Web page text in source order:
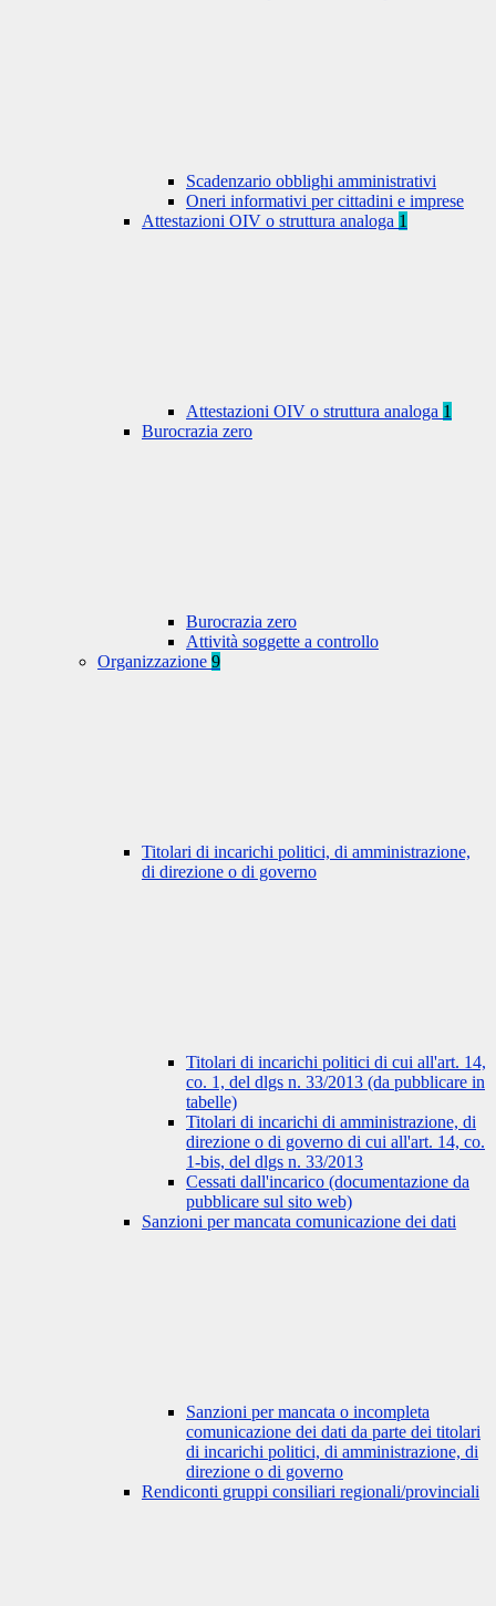
Scadenzario obblighi amministrativi
Oneri informativi per cittadini e imprese
Attestazioni OIV o struttura analoga 1
Attestazioni OIV o struttura analoga 1
Burocrazia zero
Burocrazia zero
Attività soggette a controllo
Organizzazione 9
Titolari di incarichi politici, di amministrazione,
di direzione o di governo
Titolari di incarichi politici di cui all'art. 14,
co. 1, del dlgs n. 33/2013 (da pubblicare in
tabelle)
Titolari di incarichi di amministrazione, di
direzione o di governo di cui all'art. 14, co.
1-bis, del dlgs n. 33/2013
Cessati dall'incarico (documentazione da
pubblicare sul sito web)
Sanzioni per mancata comunicazione dei dati
Sanzioni per mancata o incompleta
comunicazione dei dati da parte dei titolari
di incarichi politici, di amministrazione, di
direzione o di governo
Rendiconti gruppi consiliari regionali/provinciali